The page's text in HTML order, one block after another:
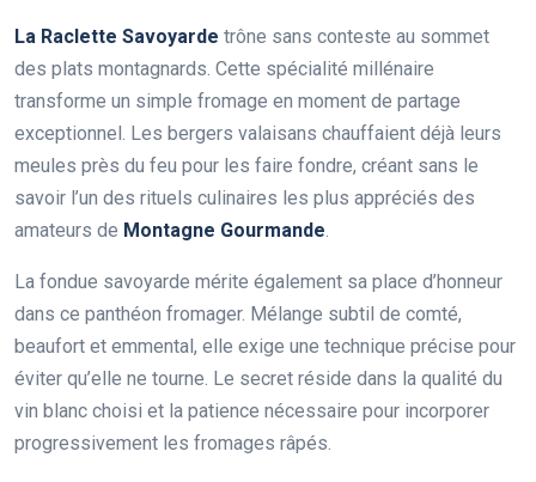
La Raclette Savoyarde trône sans conteste au sommet
des plats montagnards. Cette spécialité millénaire
transforme un simple fromage en moment de partage
exceptionnel. Les bergers valaisans chauffaient déjà leurs
meules près du feu pour les faire fondre, créant sans le
savoir l’un des rituels culinaires les plus appréciés des
amateurs de Montagne Gourmande.
La fondue savoyarde mérite également sa place d’honneur
dans ce panthéon fromager. Mélange subtil de comté,
beaufort et emmental, elle exige une technique précise pour
éviter qu’elle ne tourne. Le secret réside dans la qualité du
vin blanc choisi et la patience nécessaire pour incorporer
progressivement les fromages râpés.